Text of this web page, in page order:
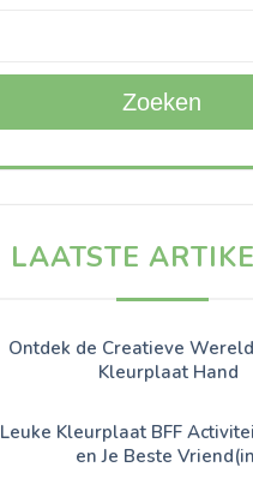
Zoeken
LAATSTE
Ontdek de Creatieve
Kleurplaat Hand
Leuke Kleurplaat BFF
en Je Beste